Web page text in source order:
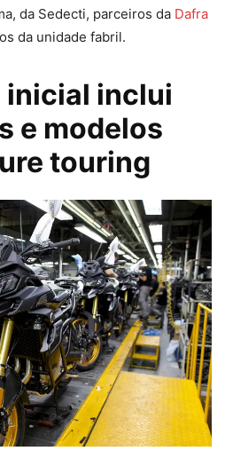
da Sedecti, parceiros da Dafra
da unidade fabril.
inclui
e modelos
touring